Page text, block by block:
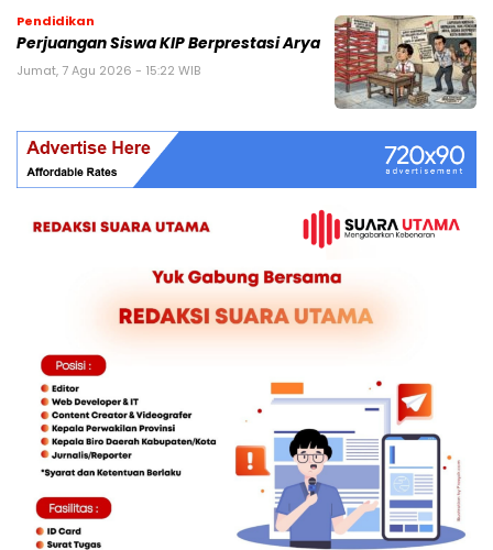
Pendidikan
Perjuangan Siswa KIP Berprestasi Arya
Jumat, 7 Agu 2026 - 15:22 WIB